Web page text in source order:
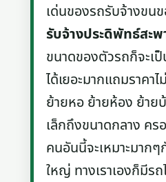
เด่นของรถรับจ้างขน
รับจ้างประดิพัทธ์สะ
ขนาดของตัวรถก็จะเ
ได้เยอะมากแถมราคา
ย้ายหอ ย้ายห้อง ย้าย
เล็กถึงขนาดกลาง ค
คนอันนี้จะเหมาะมาก
ใหญ่ ทางเราเองก็มีร